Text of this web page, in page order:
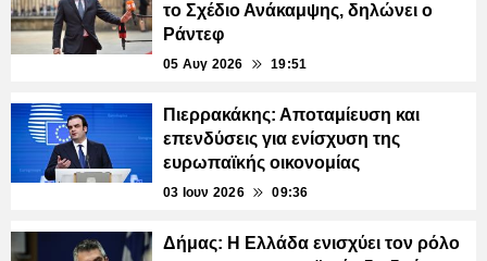
το Σχέδιο Ανάκαμψης, δηλώνει ο
Ράντεφ
05 Αυγ 2026 19:51
Πιερρακάκης: Αποταμίευση και
επενδύσεις για ενίσχυση της
ευρωπαϊκής οικονομίας
03 Ιουν 2026 09:36
Δήμας: Η Ελλάδα ενισχύει τον ρόλο